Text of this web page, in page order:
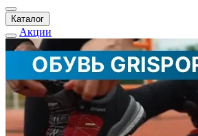
Каталог
Акции